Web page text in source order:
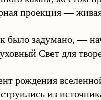
проекция —
было задумано, —
Свет для
рождения
из